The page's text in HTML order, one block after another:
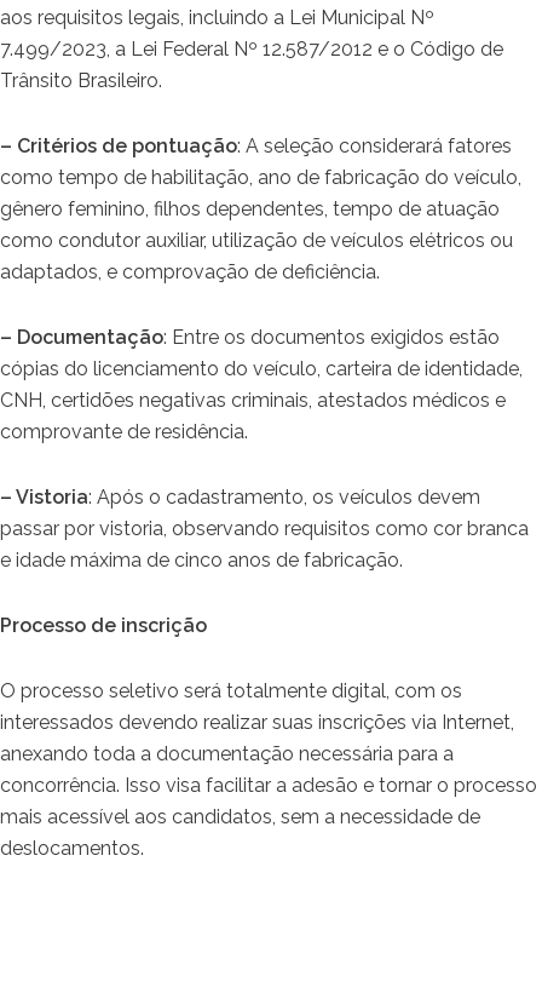
aos requisitos legais, incluindo a Lei Municipal Nº
7.499/2023, a Lei Federal Nº 12.587/2012 e o Código de
Trânsito Brasileiro.
– Critérios de pontuação: A seleção considerará fatores
como tempo de habilitação, ano de fabricação do veículo,
gênero feminino, filhos dependentes, tempo de atuação
como condutor auxiliar, utilização de veículos elétricos ou
adaptados, e comprovação de deficiência.
– Documentação: Entre os documentos exigidos estão
cópias do licenciamento do veículo, carteira de identidade,
CNH, certidões negativas criminais, atestados médicos e
comprovante de residência.
– Vistoria: Após o cadastramento, os veículos devem
passar por vistoria, observando requisitos como cor branca
e idade máxima de cinco anos de fabricação.
Processo de inscrição
O processo seletivo será totalmente digital, com os
interessados devendo realizar suas inscrições via Internet,
anexando toda a documentação necessária para a
concorrência. Isso visa facilitar a adesão e tornar o processo
mais acessível aos candidatos, sem a necessidade de
deslocamentos.